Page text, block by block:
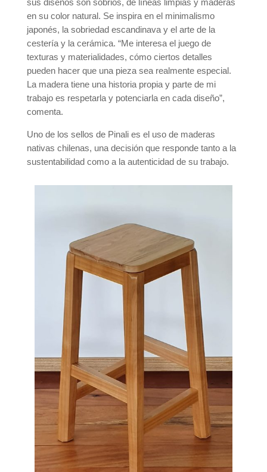
en su color natural. Se inspira en el minimalismo
japonés, la sobriedad escandinava y el arte de la
cestería y la cerámica. “Me interesa el juego de
texturas y materialidades, cómo ciertos detalles
pueden hacer que una pieza sea realmente especial.
La madera tiene una historia propia y parte de mi
trabajo es respetarla y potenciarla en cada diseño”,
comenta.
Uno de los sellos de Pinali es el uso de maderas
nativas chilenas, una decisión que responde tanto a la
sustentabilidad como a la autenticidad de su trabajo.